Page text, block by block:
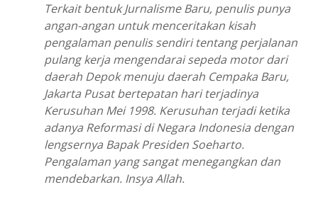
Terkait bentuk Jurnalisme Baru, penulis punya
angan-angan untuk menceritakan kisah
pengalaman penulis sendiri tentang perjalanan
pulang kerja mengendarai sepeda motor dari
daerah Depok menuju daerah Cempaka Baru,
Jakarta Pusat bertepatan hari terjadinya
Kerusuhan Mei 1998. Kerusuhan terjadi ketika
adanya Reformasi di Negara Indonesia dengan
lengsernya Bapak Presiden Soeharto.
Pengalaman yang sangat menegangkan dan
mendebarkan. Insya Allah.